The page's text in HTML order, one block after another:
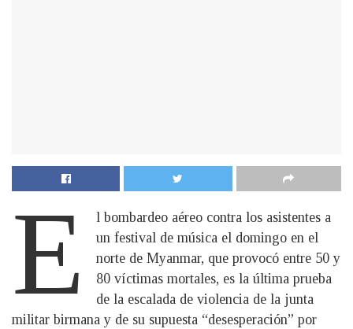
E
l bombardeo aéreo contra los asistentes a
un festival de música el domingo en el
norte de Myanmar, que provocó entre 50 y
80 víctimas mortales, es la última prueba
de la escalada de violencia de la junta
militar birmana y de su supuesta “desesperación” por